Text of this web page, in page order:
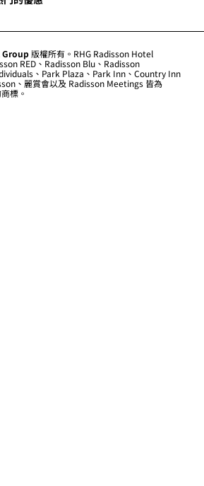
Group 版權所有。RHG Radisson Hotel
RED、Radisson Blu、Radisson
、Park Plaza、Park Inn、Country Inn
、麗賞會以及 Radisson Meetings 皆為
標。